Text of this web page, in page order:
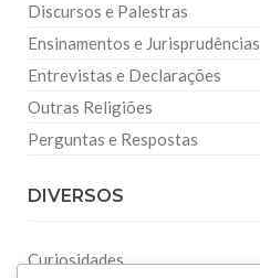
Discursos e Palestras
Ensinamentos e Jurisprudências
Entrevistas e Declarações
Outras Religiões
Perguntas e Respostas
DIVERSOS
Curiosidades